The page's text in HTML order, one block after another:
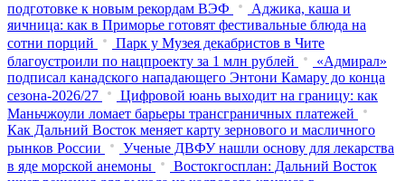
подготовке к новым рекордам ВЭФ
Аджика, каша и
яичница: как в Приморье готовят фестивальные блюда на
сотни порций
Парк у Музея декабристов в Чите
благоустроили по нацпроекту за 1 млн рублей
«Адмирал»
подписал канадского нападающего Энтони Камару до конца
сезона-2026/27
Цифровой юань выходит на границу: как
Маньчжоули ломает барьеры трансграничных платежей
Как Дальний Восток меняет карту зернового и масличного
рынков России
Ученые ДВФУ нашли основу для лекарства
в яде морской анемоны
Востокгосплан: Дальний Восток